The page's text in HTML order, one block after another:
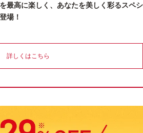
化粧水
美容液
マスク
最高に楽しく、あなたを美しく彩るスペシ
場！
詳しくはこちら